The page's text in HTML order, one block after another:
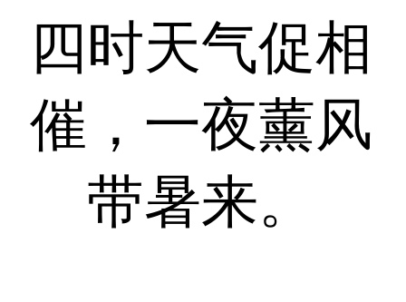
四时天气促相
催，一夜薰风
带暑来。